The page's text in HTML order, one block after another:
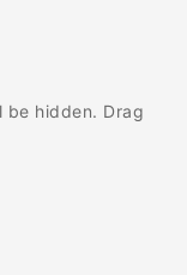
be hidden. Drag